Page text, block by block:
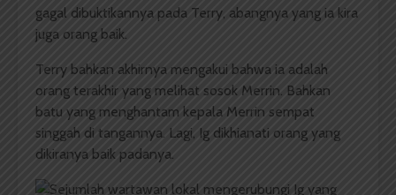
gagal dibuktikannya pada Terry, abangnya yang ia kira
juga orang baik.
Terry bahkan akhirnya mengakui bahwa ia adalah
orang terakhir yang melihat sosok Merrin. Bahkan
batu yang menghantam kepala Merrin sempat
singgah di tangannya. Lagi, Ig dikhianati orang yang
dikiranya baik padanya.